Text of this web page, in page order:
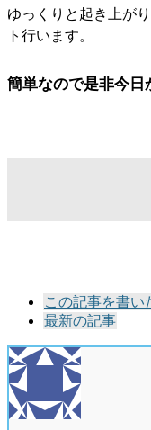
ゆっくりと起き上が
ト行います。
簡単なので是非今日
following
tabs
change
content
below.
この記事を書い
最新の記事